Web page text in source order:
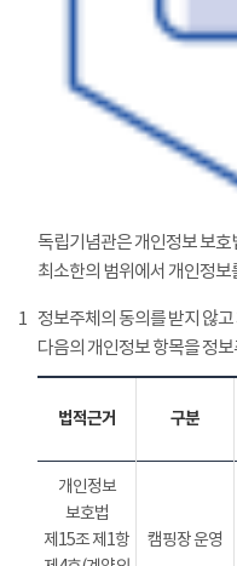
독립기념관은 개인정보 보호
최소한의 범위에서 개인정보
1 정보주체의 동의를 받지 않
다음의 개인정보 항목을 정
법적근거 구분
개인정보
보호법
제15조 제1항
캠핑장 운영